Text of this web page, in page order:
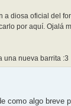
a diosa oficial del
por aquí. Ojalá
una nueva barrita :3
como algo breve